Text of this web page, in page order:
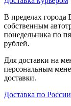
В пределах города
собственным
понедельника по
рублей.
Для доставки на
персональным
доставки.
Доставка по